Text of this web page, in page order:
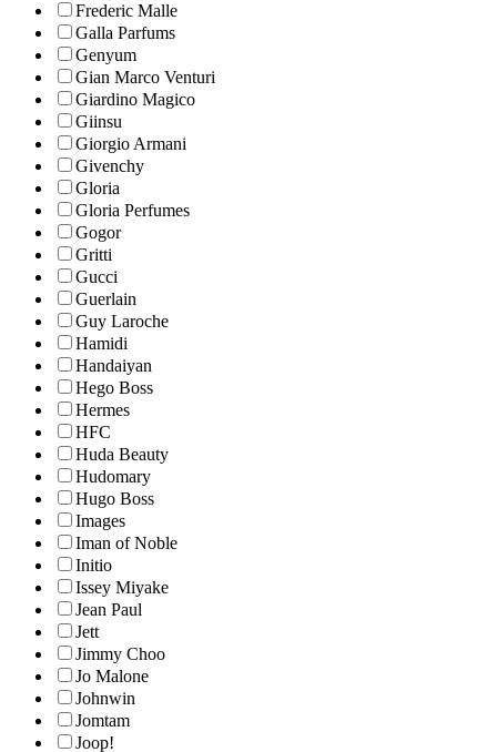
Frederic Malle
Galla Parfums
Genyum
Gian Marco Venturi
Giardino Magico
Giinsu
Giorgio Armani
Givenchy
Gloria
Gloria Perfumes
Gogor
Gritti
Gucci
Guerlain
Guy Laroche
Hamidi
Handaiyan
Hego Boss
Hermes
HFC
Huda Beauty
Hudomary
Hugo Boss
Images
Iman of Noble
Initio
Issey Miyake
Jean Paul
Jett
Jimmy Choo
Jo Malone
Johnwin
Jomtam
Joop!